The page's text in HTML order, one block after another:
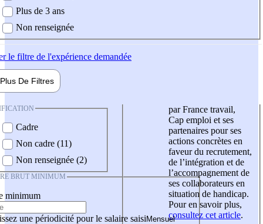
Plus de 3 ans
Non renseignée
le filtre de l'expérience demandée
Plus De Filtres
Cadre
Non cadre (11)
Non renseignée (2)
BRUT MINIMUM
minimum
une périodicité pour le salaire saisi
par France travail,
Cap emploi et ses
partenaires pour ses
actions concrètes en
faveur du recrutement,
de l’intégration et de
l’accompagnement de
ses collaborateurs en
situation de handicap.
Pour en savoir plus,
consultez cet article.